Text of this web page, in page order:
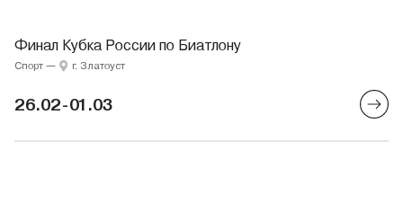
Финал Кубка России по Биатлону
Спорт — г. Златоуст
26.02-01.03